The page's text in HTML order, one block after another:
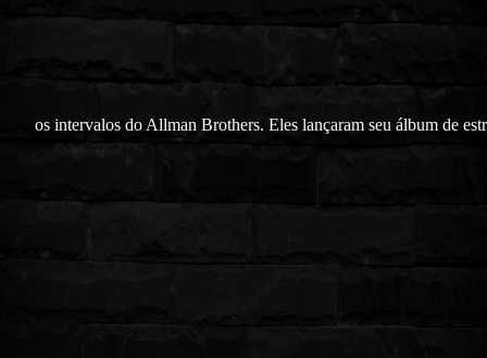
os intervalos do Allman Brothers. Eles lançaram seu álbum de